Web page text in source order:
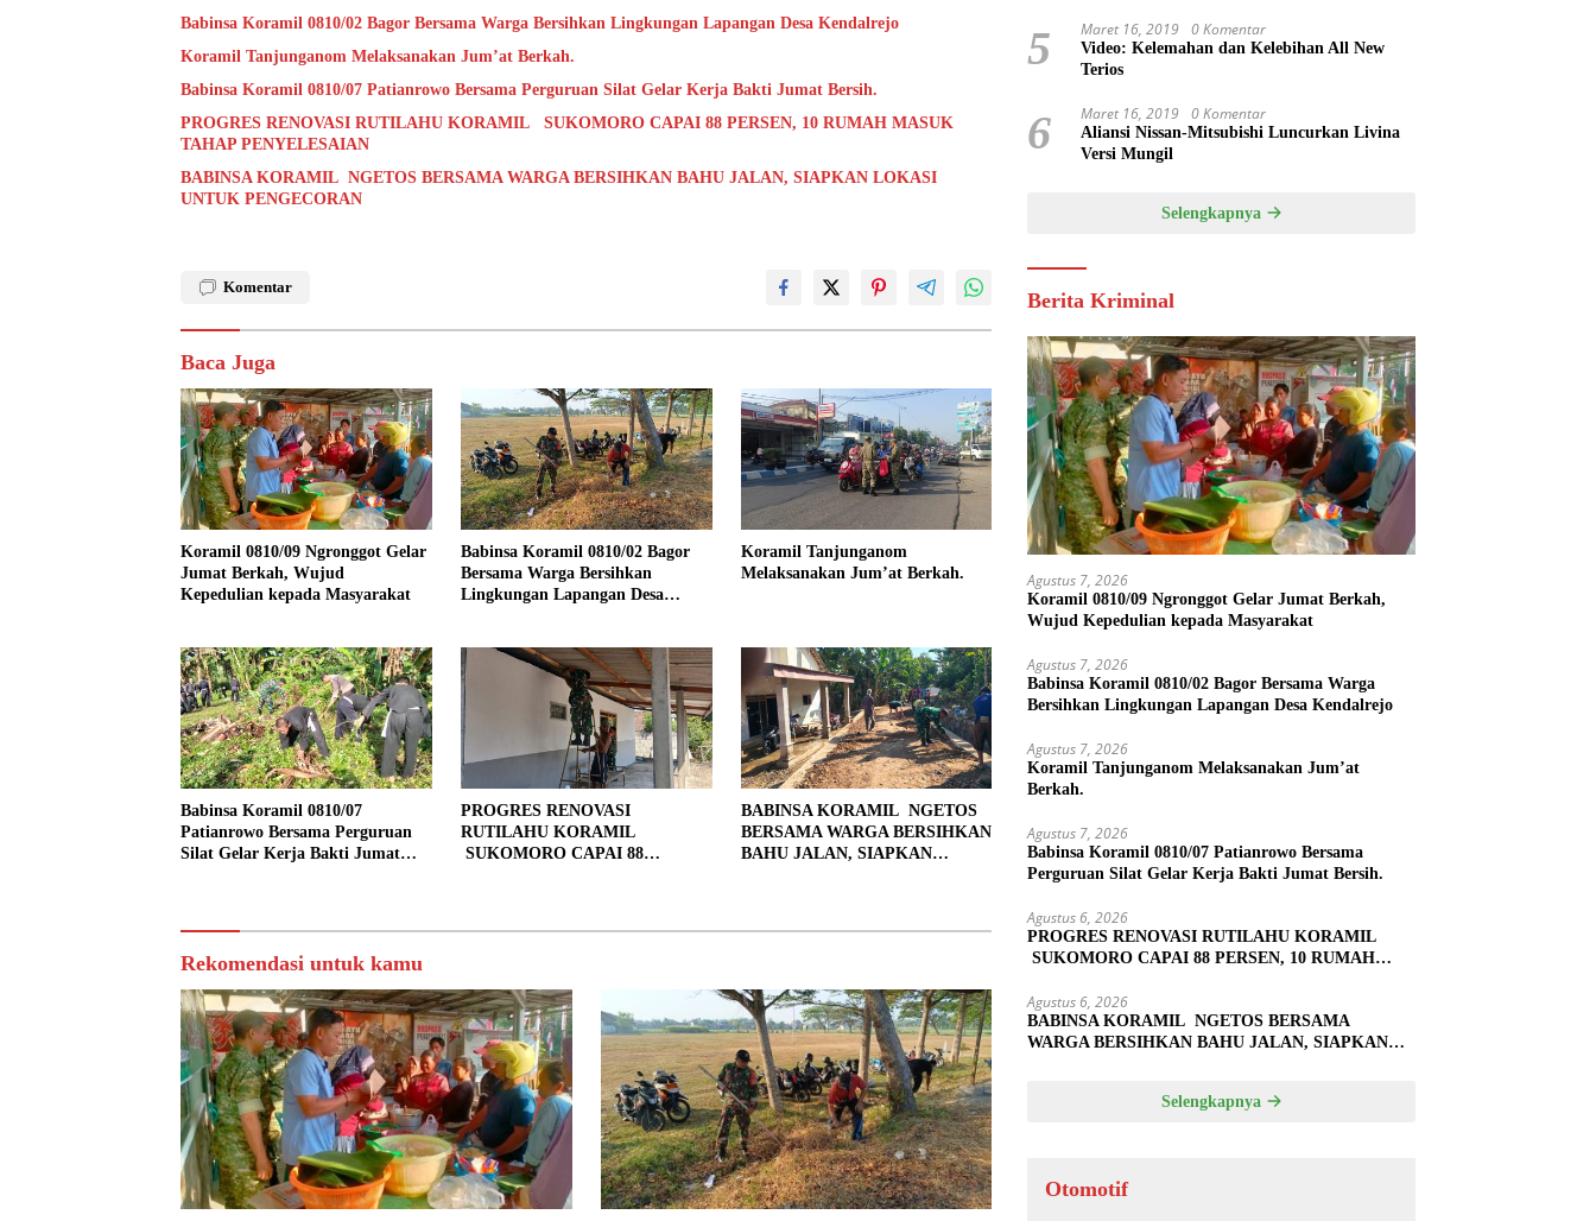
Babinsa Koramil 0810/02 Bagor Bersama Warga Bersihkan Lingkungan Lapangan Desa Kendalrejo
Koramil Tanjunganom Melaksanakan Jum’at Berkah.
Babinsa Koramil 0810/07 Patianrowo Bersama Perguruan Silat Gelar Kerja Bakti Jumat Bersih.
PROGRES RENOVASI RUTILAHU KORAMIL SUKOMORO CAPAI 88 PERSEN, 10 RUMAH MASUK
TAHAP PENYELESAIAN
BABINSA KORAMIL NGETOS BERSAMA WARGA BERSIHKAN BAHU JALAN, SIAPKAN LOKASI
UNTUK PENGECORAN
Komentar
Baca Juga
Koramil 0810/09 Ngronggot Gelar
Jumat Berkah, Wujud
Kepedulian kepada Masyarakat
Babinsa Koramil 0810/02 Bagor
Bersama Warga Bersihkan
Lingkungan Lapangan Desa
Koramil Tanjunganom
Melaksanakan Jum’at Berkah.
Babinsa Koramil 0810/07
Patianrowo Bersama Perguruan
Silat Gelar Kerja Bakti Jumat
PROGRES RENOVASI
RUTILAHU KORAMIL
SUKOMORO CAPAI 88
BABINSA KORAMIL NGETOS
BERSAMA WARGA BERSIHKAN
BAHU JALAN, SIAPKAN
Rekomendasi untuk kamu
5 Maret 16, 2019 0 Komentar
Video: Kelemahan dan Kelebihan All New
Terios
6 Maret 16, 2019 0 Komentar
Aliansi Nissan-Mitsubishi Luncurkan Livina
Versi Mungil
Selengkapnya
Berita Kriminal
Agustus 7, 2026
Koramil 0810/09 Ngronggot Gelar Jumat Berkah,
Wujud Kepedulian kepada Masyarakat
Agustus 7, 2026
Babinsa Koramil 0810/02 Bagor Bersama Warga
Bersihkan Lingkungan Lapangan Desa Kendalrejo
Agustus 7, 2026
Koramil Tanjunganom Melaksanakan Jum’at
Berkah.
Agustus 7, 2026
Babinsa Koramil 0810/07 Patianrowo Bersama
Perguruan Silat Gelar Kerja Bakti Jumat Bersih.
Agustus 6, 2026
PROGRES RENOVASI RUTILAHU KORAMIL
SUKOMORO CAPAI 88 PERSEN, 10 RUMAH
Agustus 6, 2026
BABINSA KORAMIL NGETOS BERSAMA
WARGA BERSIHKAN BAHU JALAN, SIAPKAN
Selengkapnya
Otomotif